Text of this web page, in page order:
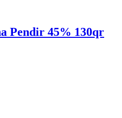
Pendir 45% 130qr